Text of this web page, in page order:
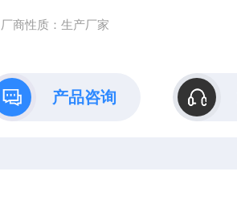
厂商性质：生产厂家
产品咨询